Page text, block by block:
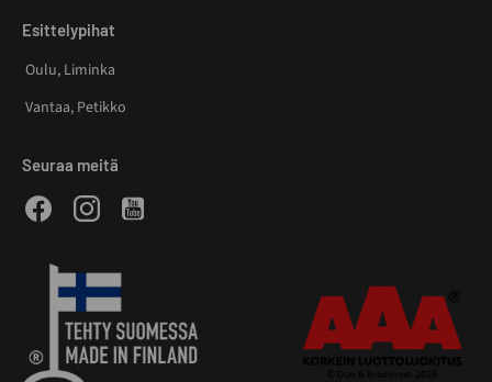
Esittelypihat
Oulu, Liminka
Vantaa, Petikko
Seuraa meitä
FacebookInstagramYoutube